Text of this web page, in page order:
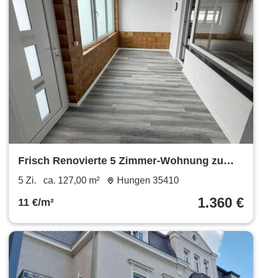
Frisch Renovierte 5 Zimmer-Wohnung zu
vermieten
5 Zi. ca. 127,00 m² Hungen 35410
11 €/m² 1.360 €